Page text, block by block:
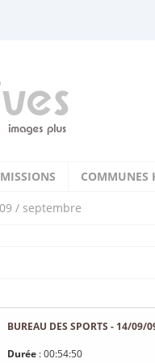
COMMUNES
/ septembre
BUREAU DES SPORTS - 14/09/
Durée : 00:54:50